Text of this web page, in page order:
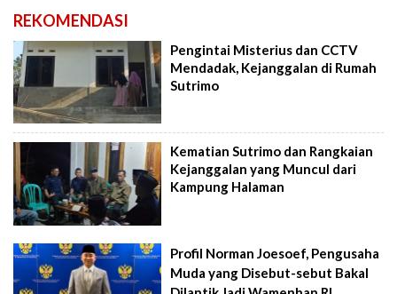
REKOMENDASI
Pengintai Misterius dan CCTV
Mendadak, Kejanggalan di Rumah
Sutrimo
Kematian Sutrimo dan Rangkaian
Kejanggalan yang Muncul dari
Kampung Halaman
Profil Norman Joesoef, Pengusaha
Muda yang Disebut-sebut Bakal